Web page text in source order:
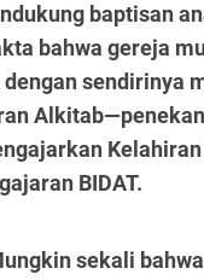
baptisan
bahwa gereja
sendirinya
BIDAT.
sekali